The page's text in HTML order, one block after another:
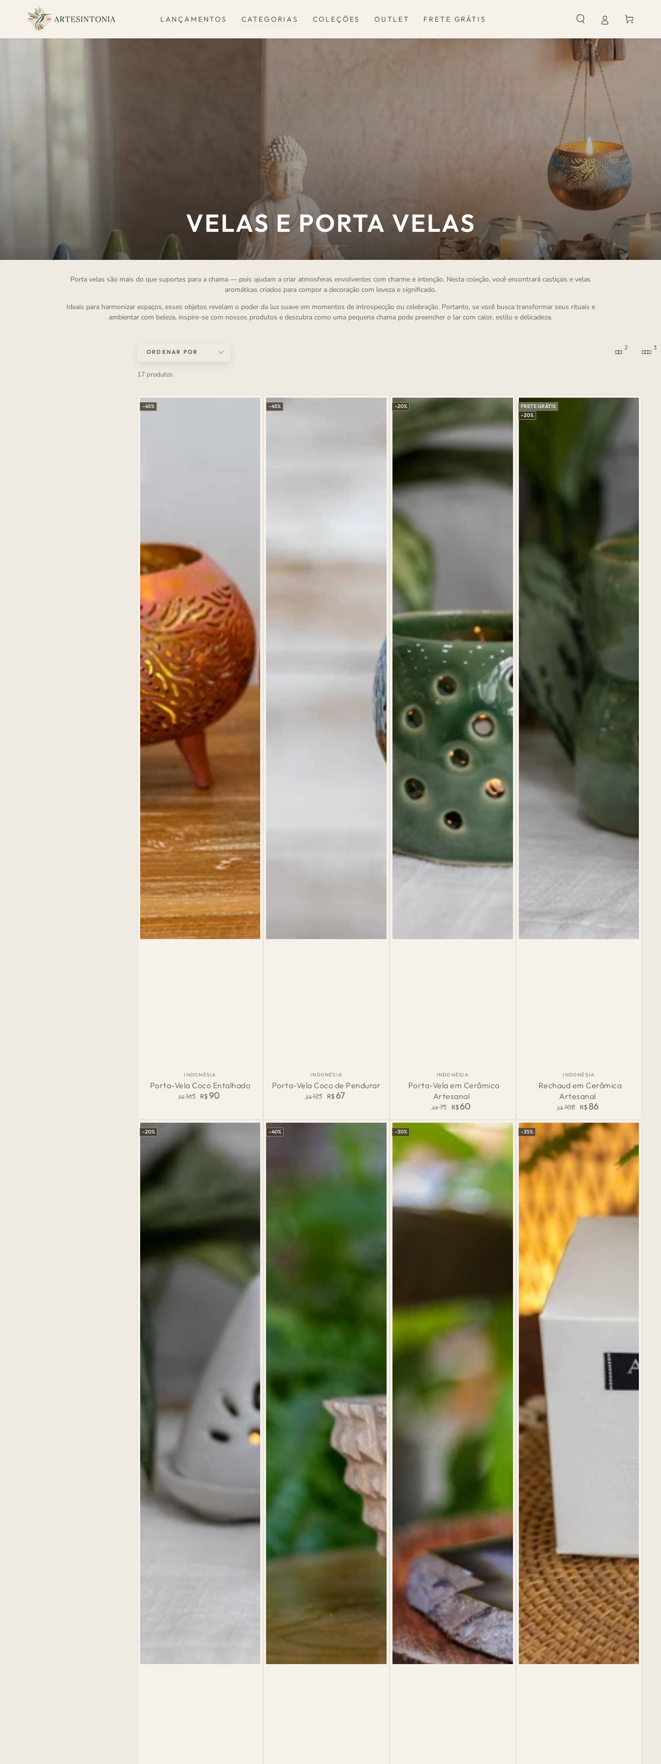
IR PARA O
CONTEÚDO
LANÇAMENTOS CATEGORIAS COLEÇÕES OUTLET FRETE GRÁTIS Carrinho
COLEÇÃO:
VELAS E PORTA VELAS
Porta velas são mais do que suportes para a chama — pois ajudam a criar atmosferas envolventes com charme e intenção. Nesta coleção, você encontrará castiçais e velas
aromáticas criados para compor a decoração com leveza e significado.
Ideais para harmonizar espaços, esses objetos revelam o poder da luz suave em momentos de introspecção ou celebração. Portanto, se você busca transformar seus rituais e
ambientar com beleza, inspire-se com nossos produtos e descubra como uma pequena chama pode preencher o lar com calor, estilo e delicadeza.
ORDENAR POR
2 3
17 produtos
Vela
País
de
Origem:
INDONÉSIA
Porta-Vela Coco Entalhado
R$ 165
venda
R$90
–45%
Vela
Pendurar
País
de
Origem:
INDONÉSIA
Porta-Vela Coco de Pendurar
R$ 123
venda
R$67
–45%
Artesanal
País
de
Origem:
INDONÉSIA
Porta-Vela em Cerâmica
Artesanal
normal
R$ 75
de
venda
R$60
–20%
País
de
Origem:
INDONÉSIA
Rechaud em Cerâmica
Artesanal
normal
R$ 108
de
venda
R$ 86
FRETE GRÁTIS
–20%
–20% –40% –30% –35%